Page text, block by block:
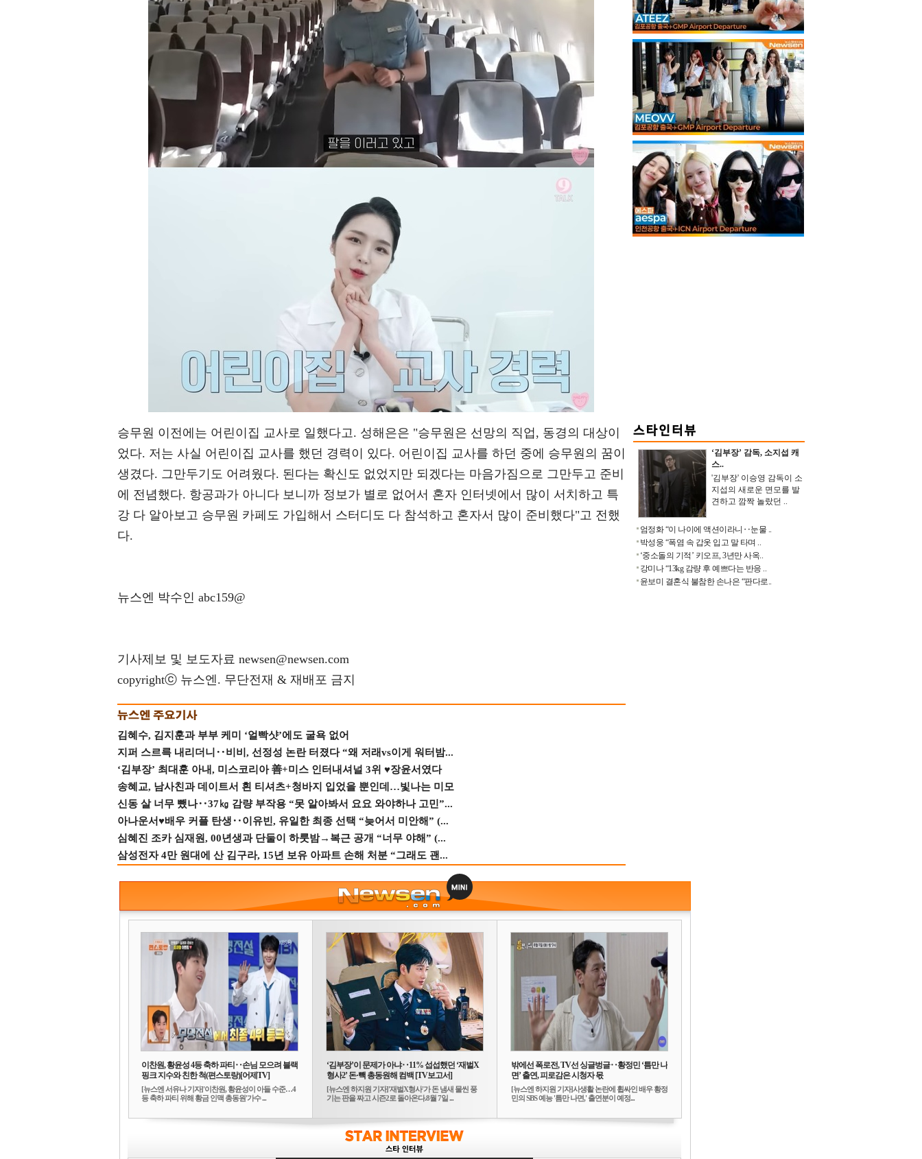
승무원 이전에는 어린이집 교사로 일했다고. 성해은은 "승무원은 선망의 직업, 동경의 대상이
었다. 저는 사실 어린이집 교사를 했던 경력이 있다. 어린이집 교사를 하던 중에 승무원의 꿈이
생겼다. 그만두기도 어려웠다. 된다는 확신도 없었지만 되겠다는 마음가짐으로 그만두고 준비
에 전념했다. 항공과가 아니다 보니까 정보가 별로 없어서 혼자 인터넷에서 많이 서치하고 특
강 다 알아보고 승무원 카페도 가입해서 스터디도 다 참석하고 혼자서 많이 준비했다"고 전했
다.
뉴스엔 박수인 abc159@
기사제보 및 보도자료 newsen@newsen.com
copyrightⓒ 뉴스엔. 무단전재 & 재배포 금지
김혜수, 김지훈과 부부 케미 ‘얼빡샷’에도 굴욕 없어
지퍼 스르륵 내리더니‥비비, 선정성 논란 터졌다 “왜 저래vs이게 워터밤...
‘김부장’ 최대훈 아내, 미스코리아 善+미스 인터내셔널 3위 ♥장윤서였다
송혜교, 남사친과 데이트서 흰 티셔츠+청바지 입었을 뿐인데…빛나는 미모
신동 살 너무 뺐나‥37㎏ 감량 부작용 “못 알아봐서 요요 와야하나 고민”...
아나운서♥배우 커플 탄생‥이유빈, 유일한 최종 선택 “늦어서 미안해” (...
심혜진 조카 심재원, 00년생과 단둘이 하룻밤→복근 공개 “너무 야해” (...
삼성전자 4만 원대에 산 김구라, 15년 보유 아파트 손해 처분 “그래도 괜...
‘김부장’ 감독, 소지섭 캐
스..
'김부장' 이승영 감독이 소
지섭의 새로운 면모를 발
견하고 깜짝 놀랐던 ..
엄정화 “이 나이에 액션이라니‥눈물 ..
박성웅 “폭염 속 갑옷 입고 말 타며 ..
‘중소돌의 기적’ 키오프, 3년만 사옥..
강미나 “13kg 감량 후 예쁘다는 반응 ..
윤보미 결혼식 불참한 손나은 “판다로..
이찬원, 황윤성 4등 축하 파티‥손님 모으려 블랙
핑크 지수와 친한 척(편스토랑)[어제TV]
[뉴스엔 서유나 기자]'이찬원, 황윤성이 아들 수준…4
등 축하 파티 위해 황금 인맥 총동원'가수 ...
‘김부장’이 문제가 아냐‥11% 섭섭했던 ‘재벌X
형사2’ 돈·빽 총동원해 컴백 [TV보고서]
[뉴스엔 하지원 기자]'재벌X형사'가 돈 냄새 물씬 풍
기는 판을 짜고 시즌2로 돌아온다.8월 7일 ...
밖에선 폭로전, TV선 싱글벙글‥황정민 ‘틈만 나
면’ 출연, 피로감은 시청자 몫
[뉴스엔 하지원 기자]사생활 논란에 휩싸인 배우 황정
민의 SBS 예능 '틈만 나면,' 출연분이 예정...